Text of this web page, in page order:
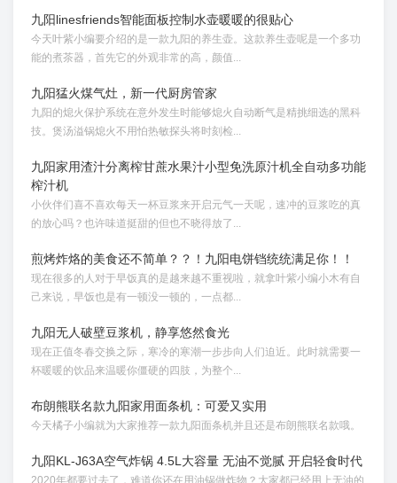
九阳linesfriends智能面板控制水壶暖暖的很贴心
今天叶紫小编要介绍的是一款九阳的养生壶。这款养生壶呢是一个多功
能的煮茶器，首先它的外观非常的高，颜值...
九阳猛火煤气灶，新一代厨房管家
九阳的熄火保护系统在意外发生时能够熄火自动断气是精挑细选的黑科
技。煲汤溢锅熄火不用怕热敏探头将时刻检...
九阳家用渣汁分离榨甘蔗水果汁小型免洗原汁机全自动多功能
榨汁机
小伙伴们喜不喜欢每天一杯豆浆来开启元气一天呢，速冲的豆浆吃的真
的放心吗？也许味道挺甜的但也不晓得放了...
煎烤炸烙的美食还不简单？？！九阳电饼铛统统满足你！！
现在很多的人对于早饭真的是越来越不重视啦，就拿叶紫小编小木有自
己来说，早饭也是有一顿没一顿的，一点都...
九阳无人破壁豆浆机，静享悠然食光
现在正值冬春交换之际，寒冷的寒潮一步步向人们迫近。此时就需要一
杯暖暖的饮品来温暖你僵硬的四肢，为整个...
布朗熊联名款九阳家用面条机：可爱又实用
今天橘子小编就为大家推荐一款九阳面条机并且还是布朗熊联名款哦。
九阳KL-J63A空气炸锅 4.5L大容量 无油不觉腻 开启轻食时代
2020年都要过去了，难道你还在用油锅做炸物？大家都已经用上无油的